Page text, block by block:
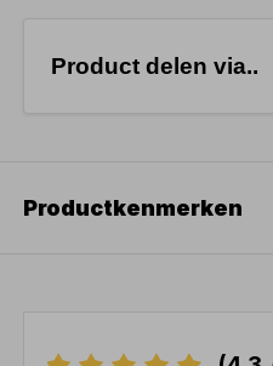
Product delen via..
Productkenmerken